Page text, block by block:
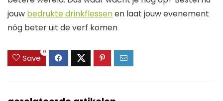
jouw bedrukte drinkflessenen laat jouw evenement
nóg beter uit de verf komen
Save
0